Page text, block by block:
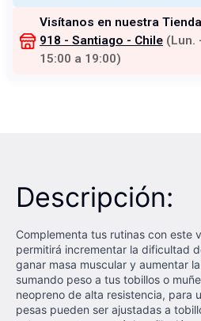
Visítanos en nuestra Tienda
918 - Santiago - Chile (Lun.
15:00 a 19:00)
Descripción:
Complementa tus rutinas con este
permitirá incrementar la dificultad
ganar masa muscular y aumentar
sumando peso a tus tobillos o
neopreno de alta resistencia, para
pesas pueden ser ajustadas a